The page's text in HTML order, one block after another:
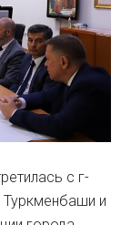
с г-
и